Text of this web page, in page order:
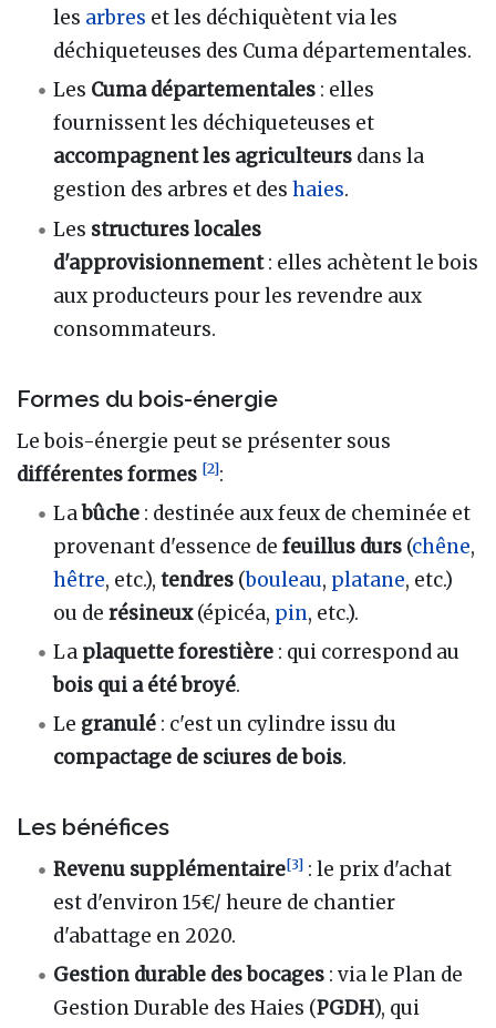
les arbres et les déchiquètent via les
déchiqueteuses des Cuma départementales.
Les Cuma départementales : elles
fournissent les déchiqueteuses et
accompagnent les agriculteurs dans la
gestion des arbres et deshaies.
Les structures locales
d'approvisionnement : elles achètent le bois
aux producteurs pour les revendre aux
consommateurs.
Formes du bois-énergie
Le bois-énergie peut se présenter sous
différentes formes [2]:
Labûche : destinée aux feux de cheminée et
provenant d'essence defeuillus durs (chêne,
hêtre, etc.),tendres (bouleau, platane, etc.)
ou derésineux(épicéa, pin, etc.).
La plaquette forestière : qui correspond au
bois qui a été broyé.
Le granulé : c'est un cylindre issu du
compactage de sciures de bois.
Les bénéfices
Revenu supplémentaire[3] : le prix d'achat
est d'environ 15€/ heure de chantier
d'abattage en 2020.
Gestion durable des bocages : via le Plan de
Gestion Durable des Haies (PGDH), qui